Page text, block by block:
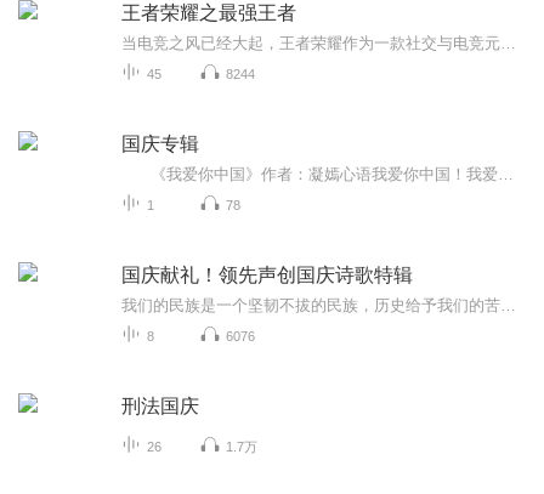
王者荣耀之最强王者
45 8244
国庆专辑
1 78
国庆献礼！领先声创国庆诗歌特辑
8 6076
刑法国庆
26 1.7万